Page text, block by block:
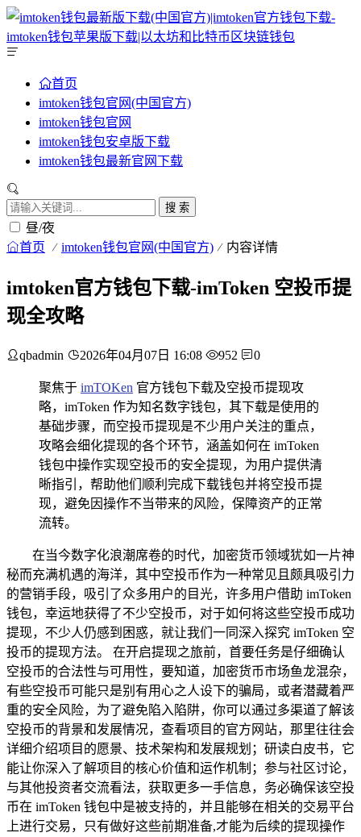
首页
imtoken钱包官网(中国官方)
imtoken钱包官网
imtoken钱包安卓版下载
imtoken钱包最新官网下载
搜 索
昼/夜
首页 imtoken钱包官网(中国官方) 内容详情
imtoken官方钱包下载-imToken 空投币提
现全攻略
qbadmin 2026年04月07日 16:08 952 0
聚焦于 imTOKen 官方钱包下载及空投币提现攻
略，imToken 作为知名数字钱包，其下载是使用的
基础步骤，而空投币提现是不少用户关注的重点，
攻略会细化提现的各个环节，涵盖如何在 imToken
钱包中操作实现空投币的安全提现，为用户提供清
晰指引，帮助他们顺利完成下载钱包并将空投币提
现，避免因操作不当带来的风险，保障资产的正常
流转。
在当今数字化浪潮席卷的时代，加密货币领域犹如一片神
秘而充满机遇的海洋，其中空投币作为一种常见且颇具吸引力
的营销手段，吸引了众多用户的目光，许多用户借助 imToken
钱包，幸运地获得了不少空投币，对于如何将这些空投币成功
提现，不少人仍感到困惑，就让我们一同深入探究 imToken 空
投币的提现方法。 在开启提现之旅前，首要任务是仔细确认
空投币的合法性与可用性，要知道，加密货币市场鱼龙混杂，
有些空投币可能只是别有用心之人设下的骗局，或者潜藏着严
重的安全风险，为了避免陷入陷阱，你可以通过多渠道了解该
空投币的背景和发展情况，查看项目的官方网站，那里往往会
详细介绍项目的愿景、技术架构和发展规划；研读白皮书，它
能让你深入了解项目的核心价值和运作机制；参与社区讨论，
与其他投资者交流看法，获取更多一手信息，务必确保该空投
币在 imToken 钱包中是被支持的，并且能够在相关的交易平台
上进行交易，只有做好这些前期准备,才能为后续的提现操作